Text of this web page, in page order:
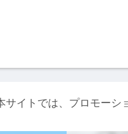
サイトでは、プロモーシ